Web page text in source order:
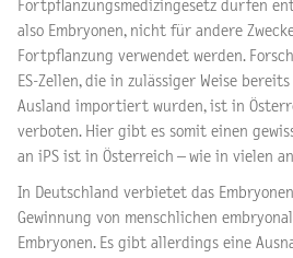
Fortpflanzungsmedizingesetz dürfen
also Embryonen, nicht für andere
Fortpflanzung verwendet werden.
ES-Zellen, die in zulässiger Weise
Ausland importiert wurden, ist in
verboten. Hier gibt es somit einen
an iPS ist in Österreich – wie in vielen
In Deutschland verbietet das
Gewinnung von menschlichen
Embryonen. Es gibt allerdings eine